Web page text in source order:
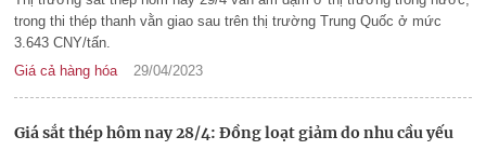
trong thi thép thanh vằn giao sau trên thị trường Trung Quốc ở mức
3.643 CNY/tấn.
Giá cả hàng hóa
29/04/2023
Giá sắt thép hôm nay 28/4: Đồng loạt giảm do nhu cầu yếu